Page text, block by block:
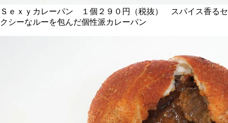
Ｓｅｘｙカレーパン １個２９０円（税抜） スパイス香るセ
クシーなルーを包んだ個性派カレーパン